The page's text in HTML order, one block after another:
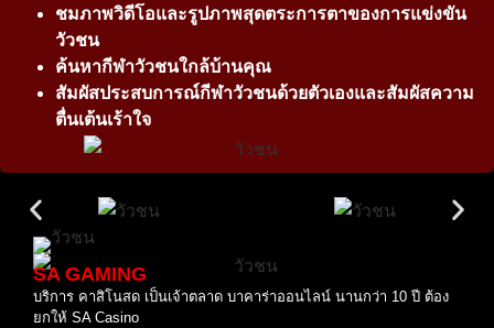
ชมภาพวิดีโอและรูปภาพสุดตระการตาของการแข่งขัน
วัวชน
ค้นหากีฬาวัวชนใกล้บ้านคุณ
สัมผัสประสบการณ์กีฬาวัวชนด้วยตัวเองและสัมผัสความ
ตื่นเต้นเร้าใจ
SA GAMING
บริการ คาสิโนสด เป็นเจ้าตลาด บาคาร่าออนไลน์ นานกว่า 10 ปี ต้อง
ยกให้ SA Casino